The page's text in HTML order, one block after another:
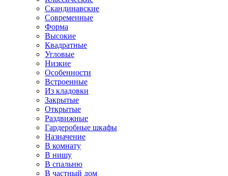
Скандинавские
Современные
Форма
Высокие
Квадратные
Угловые
Низкие
Особенности
Встроенные
Из кладовки
Закрытые
Открытые
Раздвижные
Гардеробные шкафы
Назначение
В комнату
В нишу
В спальню
В частный дом